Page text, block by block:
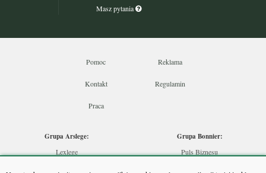
Masz pytania
Pomoc Reklama
Kontakt Regulamin
Praca
Grupa Arslege:
Lexlege
Grupa Bonnier:
Puls Biznesu